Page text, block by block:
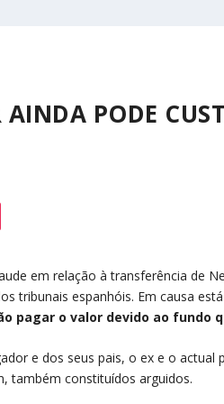
AINDA PODE
em relação à transferência de
tribunais espanhóis. Em causa
pagar o valor devido ao
e dos seus pais, o ex e o actual
também constituídos arguidos.